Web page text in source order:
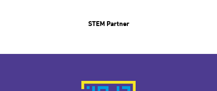
STEM Partner